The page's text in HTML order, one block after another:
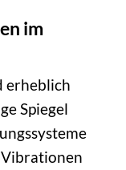
im
erheblich
Spiegel
Vibrationen